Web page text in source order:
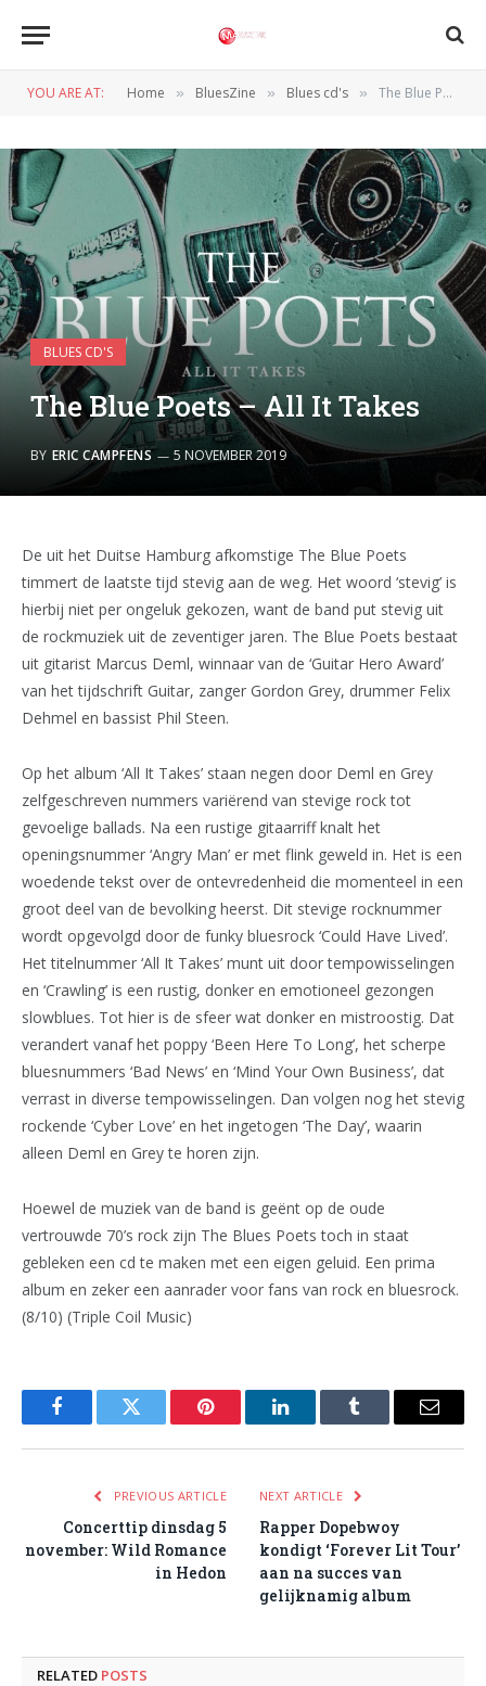
YOU ARE AT: Home » BluesZine » Blues cd's » The Blue Poets – All It Takes
BLUES CD'S
The Blue Poets – All It Takes
BY ERIC CAMPFENS 5 NOVEMBER 2019
De uit het Duitse Hamburg afkomstige The Blue Poets
timmert de laatste tijd stevig aan de weg. Het woord ‘stevig’ is
hierbij niet per ongeluk gekozen, want de band put stevig uit
de rockmuziek uit de zeventiger jaren. The Blue Poets bestaat
uit gitarist Marcus Deml, winnaar van de ‘Guitar Hero Award’
van het tijdschrift Guitar, zanger Gordon Grey, drummer Felix
Dehmel en bassist Phil Steen.
Op het album ‘All It Takes’ staan negen door Deml en Grey
zelfgeschreven nummers variërend van stevige rock tot
gevoelige ballads. Na een rustige gitaarriff knalt het
openingsnummer ‘Angry Man’ er met flink geweld in. Het is een
woedende tekst over de ontevredenheid die momenteel in een
groot deel van de bevolking heerst. Dit stevige rocknummer
wordt opgevolgd door de funky bluesrock ‘Could Have Lived’.
Het titelnummer ‘All It Takes’ munt uit door tempowisselingen
en ‘Crawling’ is een rustig, donker en emotioneel gezongen
slowblues. Tot hier is de sfeer wat donker en mistroostig. Dat
verandert vanaf het poppy ‘Been Here To Long’, het scherpe
bluesnummers ‘Bad News’ en ‘Mind Your Own Business’, dat
verrast in diverse tempowisselingen. Dan volgen nog het stevig
rockende ‘Cyber Love’ en het ingetogen ‘The Day’, waarin
alleen Deml en Grey te horen zijn.
Hoewel de muziek van de band is geënt op de oude
vertrouwde 70’s rock zijn The Blues Poets toch in staat
gebleken een cd te maken met een eigen geluid. Een prima
album en zeker een aanrader voor fans van rock en bluesrock.
(8/10) (Triple Coil Music)
FacebookTwitter Pinterest LinkedInTumblr Email
PREVIOUS ARTICLE
Concerttip dinsdag 5
november: Wild Romance
in Hedon
NEXT ARTICLE
Rapper Dopebwoy
kondigt ‘Forever Lit Tour’
aan na succes van
gelijknamig album
RELATED POSTS